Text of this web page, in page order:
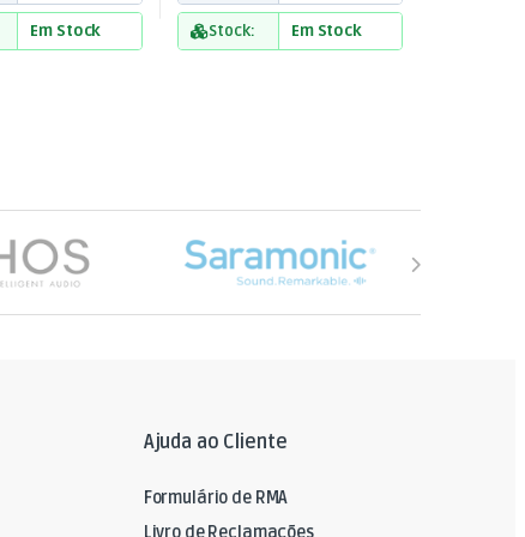
Em Stock Stock: Em Stock
Ajuda ao Cliente
Formulário de RMA
Livro de Reclamações